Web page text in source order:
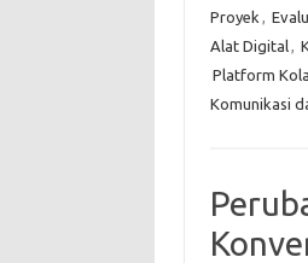
Proyek ,
Alat Digital,
Platform
Komunikasi